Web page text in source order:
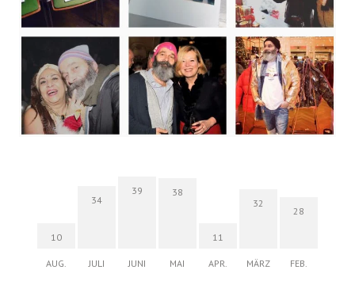
10
AUG.
34
JULI
39
JUNI
38
MAI
11
APR.
32
MÄRZ
28
FEB.